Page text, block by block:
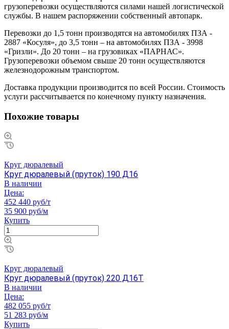
грузоперевозки осуществляются силами нашей логистической
службы. В нашем распоряжении собственный автопарк.
Перевозки до 1,5 тонн производятся на автомобилях ПЗА -
2887 «Косуля», до 3,5 тонн – на автомобилях ПЗА - 3998
«Гризли». До 20 тонн – на грузовиках «ПАРНАС».
Грузоперевозки объемом свыше 20 тонн осуществляются
железнодорожным транспортом.
Доставка продукции производится по всей России. Стоимость
услуги рассчитывается по конечному пункту назначения.
Похожие товары
Круг дюралевый
Круг дюралевый (пруток) 190 Д16
В наличии
Цена:
452 440 руб/т
35 900 руб/м
Купить
Круг дюралевый
Круг дюралевый (пруток) 220 Д16Т
В наличии
Цена:
482 055 руб/т
51 283 руб/м
Купить